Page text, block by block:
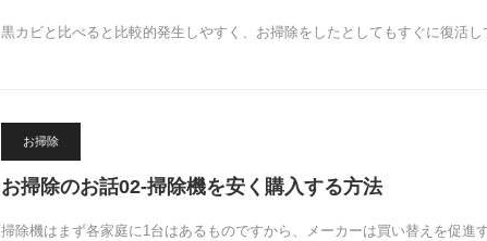
黒カビと比べると比較的発生しやすく、お掃除をしたとしてもすぐに復活
お掃除
お掃除のお話02-掃除機を安く購入する方法
掃除機はまず各家庭に1台はあるものですから、メーカーは買い替えを促進